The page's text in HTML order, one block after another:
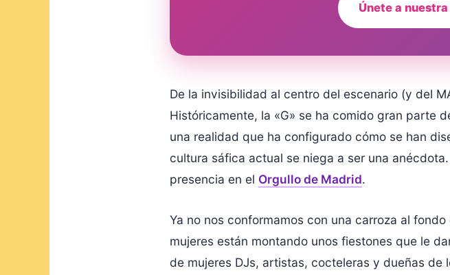
Únete a
De la invisibilidad al centro del escenario (y del
Históricamente, la «G» se ha comido gran parte
una realidad que ha configurado cómo se han
cultura sáfica actual se niega a ser una
presencia en el Orgullo de Madrid.
Ya no nos conformamos con una carroza al
mujeres están montando unos fiestones que le
de mujeres DJs, artistas, cocteleras y dueñas